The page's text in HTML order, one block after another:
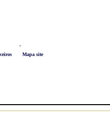
-
Mapa site